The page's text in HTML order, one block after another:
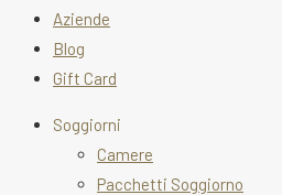
Aziende
Blog
Gift Card
Soggiorni
Camere
Pacchetti Soggiorno